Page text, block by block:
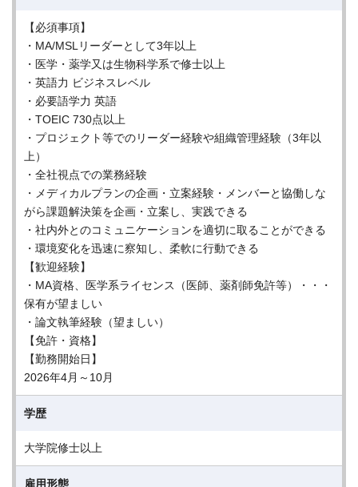
【必須事項】
・MA/MSLリーダーとして3年以上
・医学・薬学又は生物科学系で修士以上
・英語力 ビジネスレベル
・必要語学力 英語
・TOEIC 730点以上
・プロジェクト等でのリーダー経験や組織管理経験（3年以
上）
・全社視点での業務経験
・メディカルプランの企画・立案経験・メンバーと協働しな
がら課題解決策を企画・立案し、実践できる
・社内外とのコミュニケーションを適切に取ることができる
・環境変化を迅速に察知し、柔軟に行動できる
【歓迎経験】
・MA資格、医学系ライセンス（医師、薬剤師免許等）・・・
保有が望ましい
・論文執筆経験（望ましい）
【免許・資格】
【勤務開始日】
2026年4月～10月
学歴
大学院修士以上
雇用形態